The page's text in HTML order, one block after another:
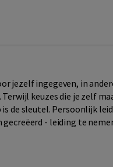
jezelf ingegeven, in
keuzes die je zelf
de sleutel. Persoonlijk
- leiding te